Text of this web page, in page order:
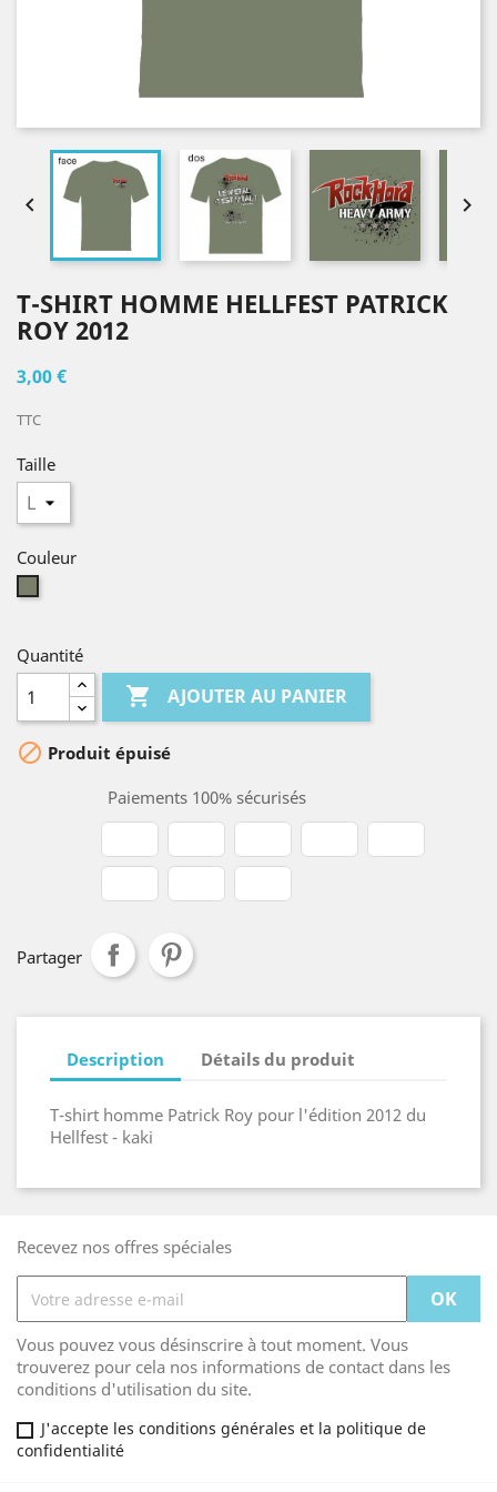
 
T-SHIRT HOMME HELLFEST PATRICK
ROY 2012
3,00 €
TTC
Taille
Couleur
Quantité
 AJOUTER AU PANIER
 Produit épuisé
Paiements 100% sécurisés
Partager
Description Détails du produit
T-shirt homme Patrick Roy pour l'édition 2012 du
Hellfest - kaki
Recevez nos offres spéciales
Vous pouvez vous désinscrire à tout moment. Vous
trouverez pour cela nos informations de contact dans les
conditions d'utilisation du site.
J'accepte les conditions générales et la politique de
confidentialité